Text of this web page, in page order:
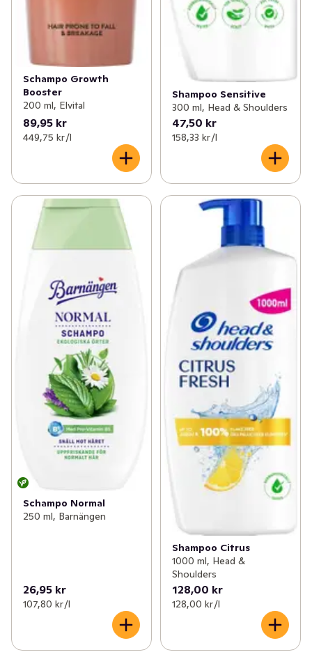
Schampo Growth
Booster
200 ml, Elvital
89,95 kr
449,75 kr /l
Shampoo Sensitive
300 ml, Head & Shoulders
47,50 kr
158,33 kr /l
Schampo Normal
250 ml, Barnängen
26,95 kr
107,80 kr /l
Shampoo Citrus
1000 ml, Head &
Shoulders
128,00 kr
128,00 kr /l